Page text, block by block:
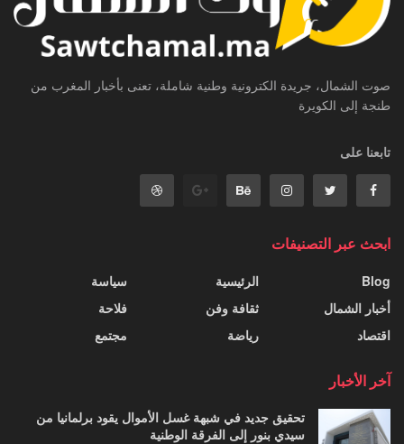
صوت الشمال، جريدة الكترونية وطنية شاملة، تعنى بأخبار المغرب من
طنجة إلى الكويرة
تابعنا على
ابحث عبر التصنيفات
Blog
أخبار الشمال
اقتصاد
الرئيسية
ثقافة وفن
رياضة
سياسة
فلاحة
مجتمع
آخر الأخبار
تحقيق جديد في شبهة غسل الأموال يقود برلمانيا من
سيدي بنور إلى الفرقة الوطنية